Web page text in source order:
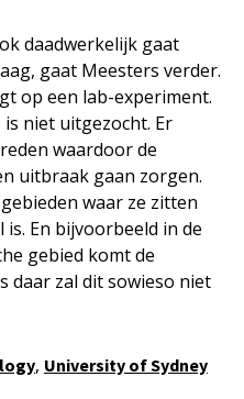
daadwerkelijk gaat
gaat Meesters verder.
op een lab-experiment.
niet uitgezocht. Er
waardoor de
uitbraak gaan zorgen.
waar ze zitten
En bijvoorbeeld in de
gebied komt de
daar zal dit sowieso niet
, University of Sydney